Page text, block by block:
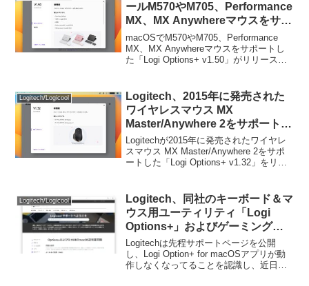
ールM570やM705、Performance
MX、MX Anywhereマウスをサポ
ートした「Logi Options+
v1.50」がリリース。
macOSでM570やM705、Performance
MX、MX Anywhereマウスをサポートし
た「Logi Options+ v1.50」がリリースさ
Logitech/Logicool
Logitech、2015年に発売された
ワイヤレスマウス MX
Master/Anywhere 2をサポートし
た「Logi Options+ v1.32」をリ
リース。
Logitechが2015年に発売されたワイヤレ
スマウス MX Master/Anywhere 2をサポ
ートした「Logi Options+ v1.32」をリリ
Logitech/Logicool
Logitech、同社のキーボード＆マ
ウス用ユーティリティ「Logi
Options+」およびゲーミングデ
バイス用「G Hub」のMac版が証
明書の有効期限切れのため動作し
ない問題に対し、近日中に新しい
Logitechは先程サポートページを公開
し、Logi Option+ for macOSアプリが動
作しなくなってることを認識し、近日中